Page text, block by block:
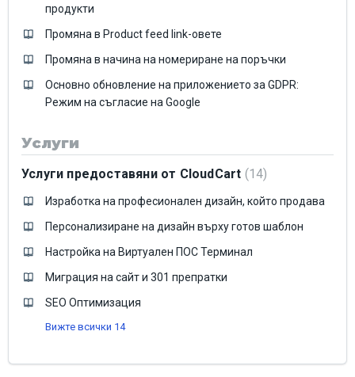
продукти
Промяна в Product feed link-овете
Промяна в начина на номериране на поръчки
Основно обновление на приложението за GDPR:
Режим на съгласие на Google
Услуги
Услуги предоставяни от CloudCart 14
Изработка на професионален дизайн, който продава
Персонализиране на дизайн върху готов шаблон
Настройка на Виртуален ПОС Терминал
Миграция на сайт и 301 препратки
SEO Оптимизация
Вижте всички 14